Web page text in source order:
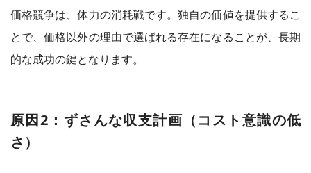
価格競争は、体力の消耗戦です。独自の価値を提供するこ
とで、価格以外の理由で選ばれる存在になることが、長期
的な成功の鍵となります。
原因2：ずさんな収支計画（コスト意識の低
さ）